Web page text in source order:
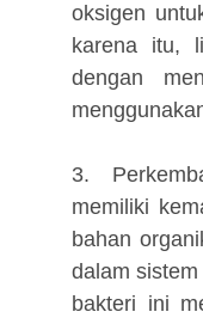
oksigen
karena itu,
dengan
3.
memiliki
bahan
dalam
bakteri ini